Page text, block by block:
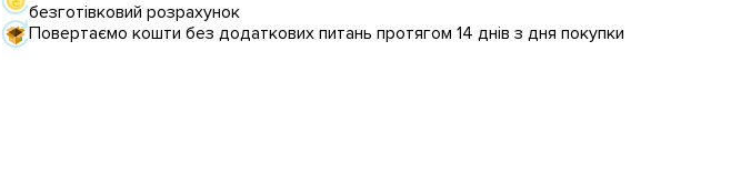
безготівковий розрахунок
Повертаємо кошти без додаткових питань протягом 14 днів з дня покупки